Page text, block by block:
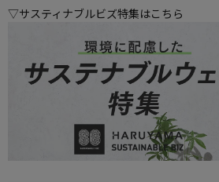
▽サスティナブルビズ特集はこちら